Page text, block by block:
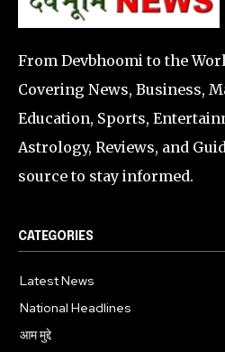
From Devbhoomi to the
Covering News, Business,
Education, Sports,
Astrology, Reviews, and
source to stay informed.
CATEGORIES
Latest News
National Headlines
आम मुद्दे